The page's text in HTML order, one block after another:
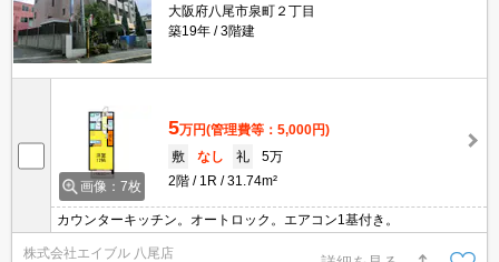
大阪府八尾市泉町２丁目
築19年
3階建
画像：7枚
5万円(管理費等：5,000円)
敷
なし 礼
5万
2階
1R 31.74m²
カウンターキッチン。オートロック。エアコン1基付き。
株式会社エイブル 八尾店